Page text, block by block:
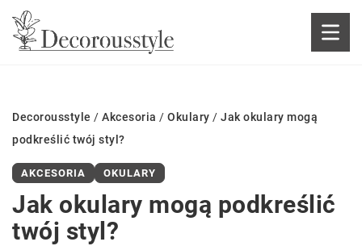
Decorousstyle / Akcesoria / Okulary / Jak okulary mogą
podkreślić twój styl?
AKCESORIA OKULARY
Jak okulary mogą podkreślić
twój styl?